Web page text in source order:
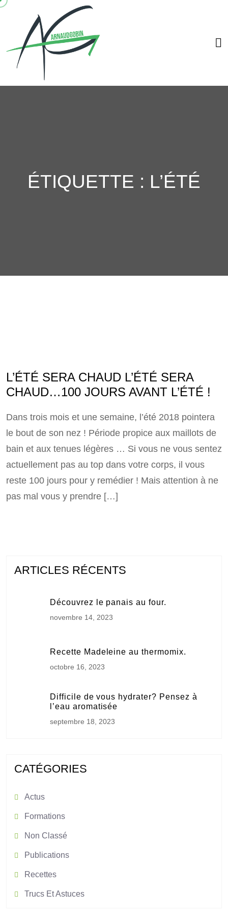
ÉTIQUETTE : L’ÉTÉ
L’ÉTÉ SERA CHAUD L’ÉTÉ SERA
CHAUD…100 JOURS AVANT L’ÉTÉ !
Dans trois mois et une semaine, l’été 2018 pointera
le bout de son nez ! Période propice aux maillots de
bain et aux tenues légères … Si vous ne vous sentez
actuellement pas au top dans votre corps, il vous
reste 100 jours pour y remédier ! Mais attention à ne
pas mal vous y prendre […]
ARTICLES RÉCENTS
Découvrez le panais au four.
novembre 14, 2023
Recette Madeleine au thermomix.
octobre 16, 2023
Difficile de vous hydrater? Pensez à
l’eau aromatisée
septembre 18, 2023
CATÉGORIES
Actus
Formations
Non Classé
Publications
Recettes
Trucs Et Astuces